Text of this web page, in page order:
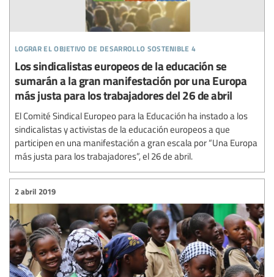
lograr el objetivo de desarrollo sostenible 4
Los sindicalistas europeos de la educación se
sumarán a la gran manifestación por una Europa
más justa para los trabajadores del 26 de abril
El Comité Sindical Europeo para la Educación ha instado a los
sindicalistas y activistas de la educación europeos a que
participen en una manifestación a gran escala por “Una Europa
más justa para los trabajadores”, el 26 de abril.
2 abril 2019